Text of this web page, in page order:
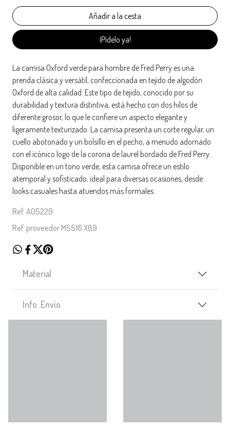
¡Pídelo ya!
La camisa Oxford verde para hombre de Fred Perry es una
prenda clásica y versátil, confeccionada en tejido de algodón
Oxford de alta calidad. Este tipo de tejido, conocido por su
durabilidad y textura distintiva, está hecho con dos hilos de
diferente grosor, lo que le confiere un aspecto elegante y
ligeramente texturizado. La camisa presenta un corte regular, un
cuello abotonado y un bolsillo en el pecho, a menudo adornado
con el icónico logo de la corona de laurel bordado de Fred Perry.
Disponible en un tono verde, esta camisa ofrece un estilo
atemporal y sofisticado, ideal para diversas ocasiones, desde
looks casuales hasta atuendos más formales.
Ref. A05229
Ref. proveedor M5516 X89
Material
Info. Envío